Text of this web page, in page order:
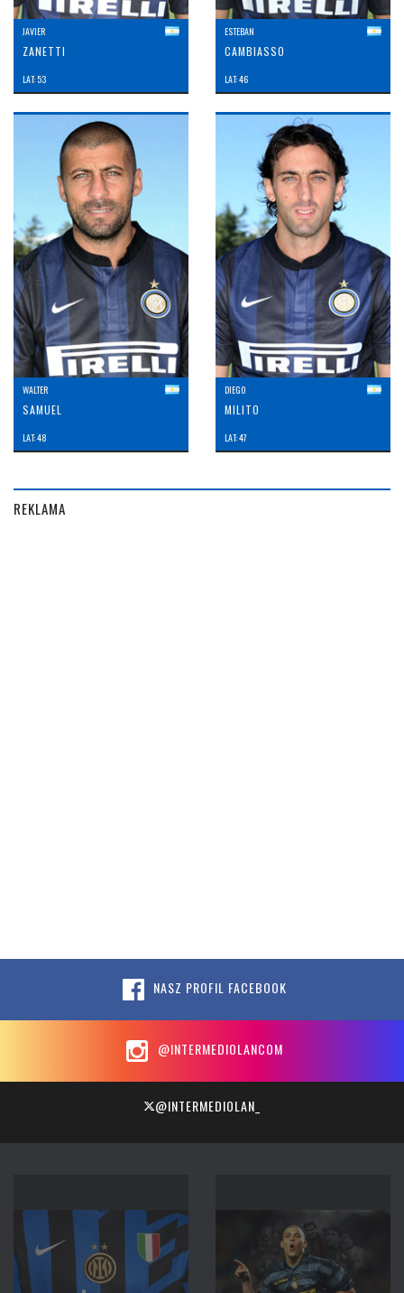
JAVIER
ZANETTI
LAT: 53
ESTEBAN
CAMBIASSO
LAT: 46
WALTER
SAMUEL
LAT: 48
DIEGO
MILITO
LAT: 47
REKLAMA
NASZ PROFIL FACEBOOK
@INTERMEDIOLANCOM
@INTERMEDIOLAN_